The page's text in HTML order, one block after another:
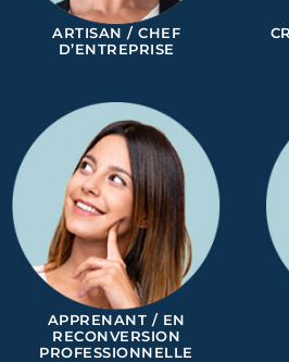
ARTISAN / CHEF
D’ENTREPRISE
APPRENANT / EN
RECONVERSION
PROFESSIONNELLE